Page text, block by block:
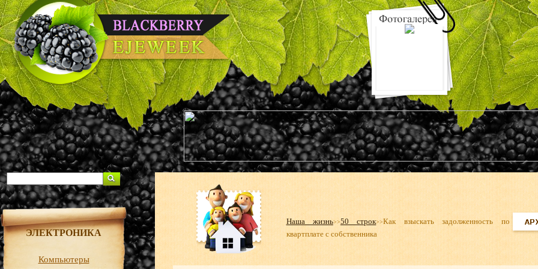
ЭЛЕКТРОНИКА
Компьютеры
Наша жизнь>>50 строк>>Как взыскать задолженность по
квартплате с собственника